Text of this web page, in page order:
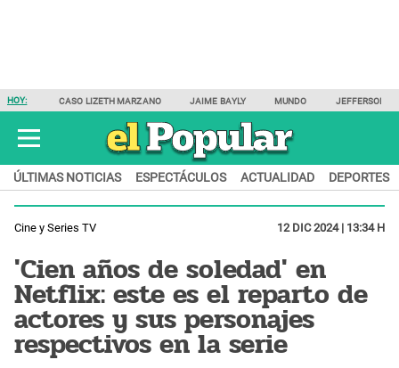
HOY: CASO LIZETH MARZANO JAIME BAYLY MUNDO JEFFERSON
ÚLTIMAS NOTICIAS ESPECTÁCULOS ACTUALIDAD DEPORTES
Cine y Series TV 12 DIC 2024 | 13:34 H
'Cien años de soledad' en
Netflix: este es el reparto de
actores y sus personajes
respectivos en la serie